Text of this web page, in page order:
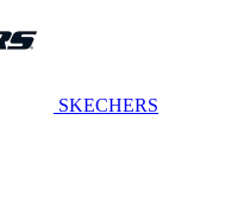
SKECHERS